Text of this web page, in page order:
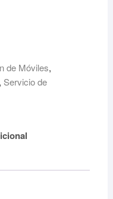
de Móviles,
Servicio de